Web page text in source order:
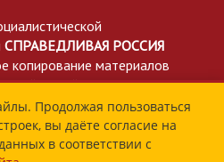
СПРАВЕДЛИВАЯ РОССИЯ
копирование материалов
на сайт spravedlivo.ru
персональных
доступны по
Продолжая пользоваться
вы даёте согласие на
в соответствии с